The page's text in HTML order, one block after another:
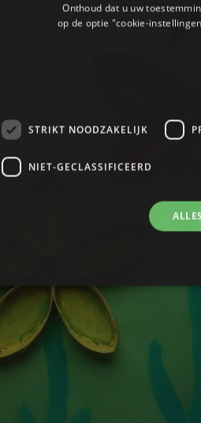
Onthoud dat u uw
op de optie "cookie-
STRIKT NOODZAKELIJK
NIET-GECLASSIFICEERD
Strikt noodzakelijk
Strikt noodzakelijke cookies maken de
website kan niet goed worden gebruikt zonder